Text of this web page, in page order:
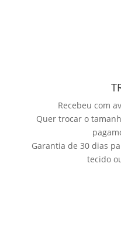
Recebeu com
Quer trocar o
Garantia de 30 dias
tecido